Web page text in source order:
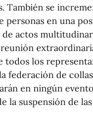
También se
personas en una
actos
todos los
federación de
en ningún
la suspensión de